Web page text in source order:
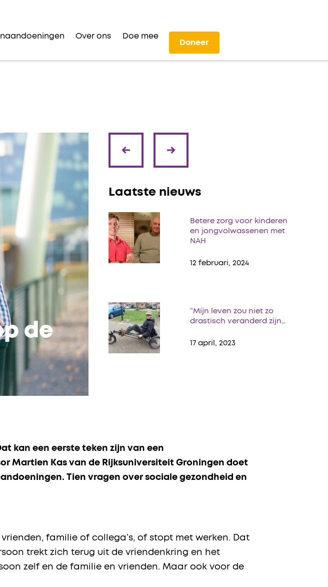
Over ons
Doe mee
Doneer
de
Laatste nieuws
Betere zorg voor kinderen
en jongvolwassenen met
NAH
12 februari, 2024
“Mijn leven zou niet zo
drastisch veranderd zijn…
17 april, 2023
kan een eerste teken zijn van een
Martien Kas van de Rijksuniversiteit Groningen doet
Tien vragen over sociale gezondheid en
familie of collega’s, of stopt met werken. Dat
trekt zich terug uit de vriendenkring en het
zelf en de familie en vrienden. Maar ook voor de